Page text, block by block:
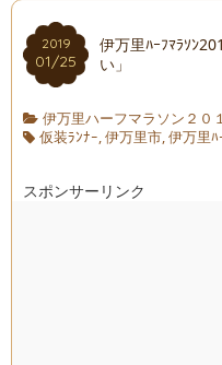
2019
01/25
伊万里ﾊｰﾌﾏﾗｿﾝ
い」
伊万里ハーフマラソン２０
仮装ﾗﾝﾅｰ,伊万里市,伊万里ﾊ
スポンサーリンク